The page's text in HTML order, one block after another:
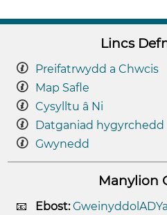
Lincs
Preifatrwydd a Chwcis
Map Safle
Cysylltu â Ni
Datganiad hygyrchedd
Gwynedd
Manylion
Ebost: